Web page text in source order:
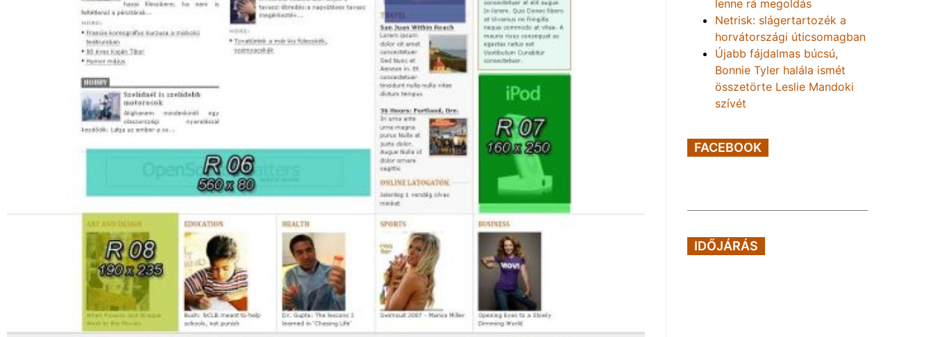
lenne rá megoldás
Netrisk: slágertartozék a
horvátországi úticsomagban
Újabb fájdalmas búcsú,
Bonnie Tyler halála ismét
összetörte Leslie Mandoki
szívét
FACEBOOK
IDŐJÁRÁS